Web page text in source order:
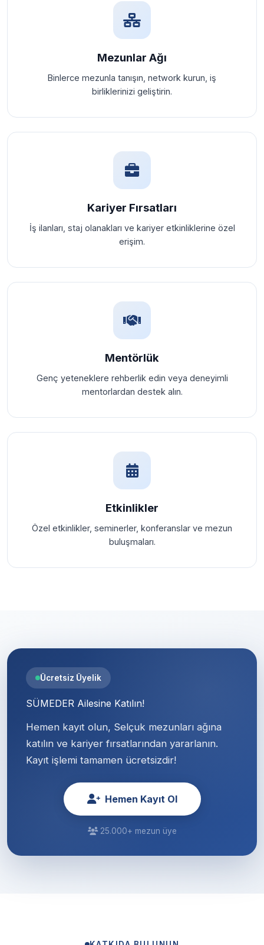
Mezunlar Ağı
Binlerce mezunla tanışın, network kurun, iş
birliklerinizi geliştirin.
Kariyer Fırsatları
İş ilanları, staj olanakları ve kariyer etkinliklerine özel
erişim.
Mentörlük
Genç yeteneklere rehberlik edin veya deneyimli
mentorlardan destek alın.
Etkinlikler
Özel etkinlikler, seminerler, konferanslar ve mezun
buluşmaları.
Ücretsiz Üyelik
SÜMEDER Ailesine Katılın!
Hemen kayıt olun, Selçuk mezunları ağına
katılın ve kariyer fırsatlarından yararlanın.
Kayıt işlemi tamamen ücretsizdir!
Hemen Kayıt Ol
25.000+ mezun üye